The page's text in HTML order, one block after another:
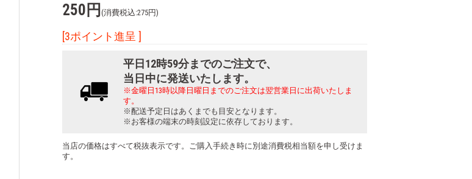
250円 (消費税込:275円)
[3ポイント進呈 ]
平日12時59分までのご注文で、
当日中に発送いたします。
※金曜日13時以降日曜日までのご注文は翌営業日に出荷いたしま
す。
※配送予定日はあくまでも目安となります。
※お客様の端末の時刻設定に依存しております。
当店の価格はすべて税抜表示です。ご購入手続き時に別途消費税相当額を申し受けま
す。